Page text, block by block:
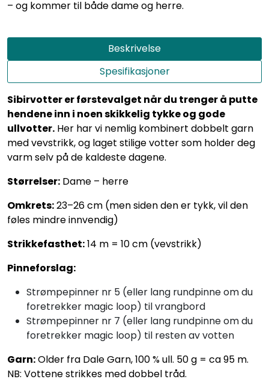
– og kommer til både dame og herre.
Beskrivelse
Spesifikasjoner
Sibirvotter er førstevalget når du trenger å putte
hendene inn i noen skikkelig tykke og gode
ullvotter. Her har vi nemlig kombinert dobbelt garn
med vevstrikk, og laget stilige votter som holder deg
varm selv på de kaldeste dagene.
Størrelser: Dame – herre
Omkrets:23–26 cm (men siden den er tykk, vil den
føles mindre innvendig)
Strikkefasthet:14 m = 10 cm (vevstrikk)
Pinneforslag:
Strømpepinner nr 5 (eller lang rundpinne om du
foretrekker magic loop) til vrangbord
Strømpepinner nr 7 (eller lang rundpinne om du
foretrekker magic loop) til resten av votten
Garn:Older fra Dale Garn, 100 % ull. 50 g = ca 95 m.
NB: Vottene strikkes med dobbel tråd.